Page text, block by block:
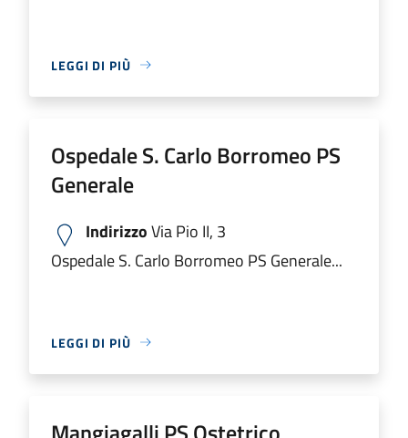
LEGGI DI PIÙ
Ospedale S. Carlo Borromeo PS
Generale
IndirizzoVia Pio II, 3
Ospedale S. Carlo Borromeo PS Generale...
LEGGI DI PIÙ